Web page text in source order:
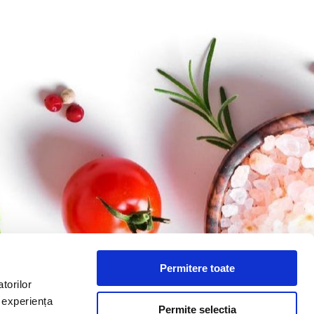
Permitere toate
Permite selecția